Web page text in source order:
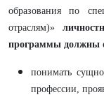
образования по
отраслям)»
программы должны
понимать
профессии,